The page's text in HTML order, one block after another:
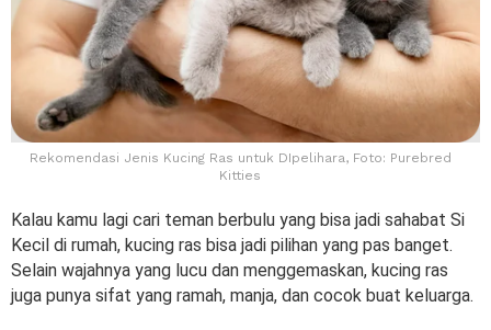
Rekomendasi Jenis Kucing Ras untuk DIpelihara, Foto: Purebred
Kitties
Kalau kamu lagi cari teman berbulu yang bisa jadi sahabat Si
Kecil di rumah, kucing ras bisa jadi pilihan yang pas banget.
Selain wajahnya yang lucu dan menggemaskan, kucing ras
juga punya sifat yang ramah, manja, dan cocok buat keluarga.